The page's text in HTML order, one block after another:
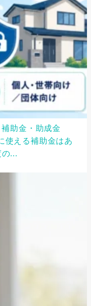
助金・助成金
使える補助金はあ
...